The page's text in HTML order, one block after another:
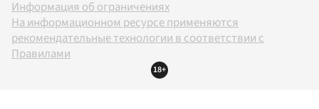
Информация об ограничениях
На информационном ресурсе применяются
рекомендательные технологии в соответствии с
Правилами
18+